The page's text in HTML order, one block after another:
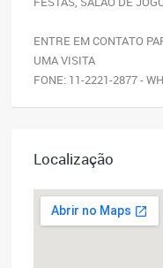
ENTRE EM CONTATO
UMA VISITA
FONE: 11-2221-2877 -
Localização